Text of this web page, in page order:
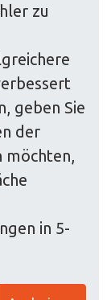
zu
geben Sie
der
in 5-